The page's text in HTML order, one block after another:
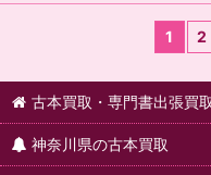
1 2
古本買取・専門書出張買
神奈川県の古本買取